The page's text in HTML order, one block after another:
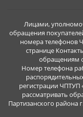
Лицами,
обращения
номера телефонов
странице
обращениям
Номер телефона
регистрации
рассматривать
Партизанского района